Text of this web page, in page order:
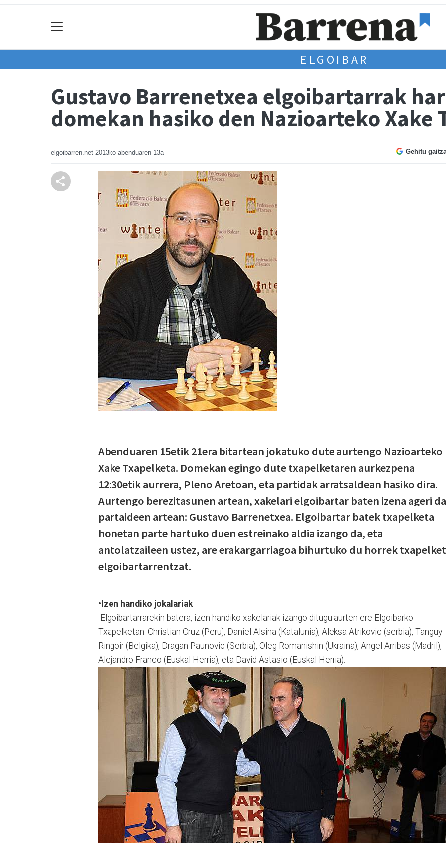
ELGOIBAR
Gustavo Barrenetxea elgoibartarrak
domekan hasiko den Nazioarteko Xake
elgoibarren.net 2013ko abenduaren 13a Gehitu
Abenduaren 15etik 21era bitartean jokatuko dute aurtengo Nazioarteko
Xake Txapelketa. Domekan egingo dute txapelketaren aurkezpena
12:30etik aurrera, Pleno Aretoan, eta partidak arratsaldean hasiko dira.
Aurtengo berezitasunen artean, xakelari elgoibartar baten izena ageri da
partaideen artean: Gustavo Barrenetxea. Elgoibartar batek txapelketa
honetan parte hartuko duen estreinako aldia izango da, eta
antolatzaileen ustez, are erakargarriagoa bihurtuko du horrek
elgoibartarrentzat.
•Izen handiko jokalariak
Elgoibartarrarekin batera, izen handiko xakelariak izango ditugu aurten ere Elgoibarko
Txapelketan: Christian Cruz (Peru), Daniel Alsina (Katalunia), Aleksa Atrikovic (serbia), Tanguy
Ringoir (Belgika), Dragan Paunovic (Serbia), Oleg Romanishin (Ukraina), Angel Arribas (Madril),
Alejandro Franco (Euskal Herria), eta David Astasio (Euskal Herria).